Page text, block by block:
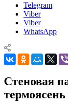
Telegram
Viber
Viber
WhatsApp
Стеновая